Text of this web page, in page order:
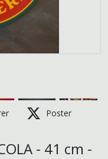
Poster
- 41 cm -